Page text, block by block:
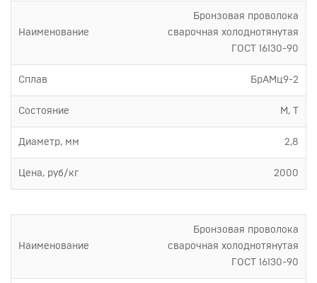
Наименование
Бронзовая проволока
сварочная холоднотянутая
ГОСТ 16130-90
Сплав БрАМц9-2
Состояние М, Т
Диаметр, мм 2,8
Цена, руб/кг 2000
Наименование
Бронзовая проволока
сварочная холоднотянутая
ГОСТ 16130-90